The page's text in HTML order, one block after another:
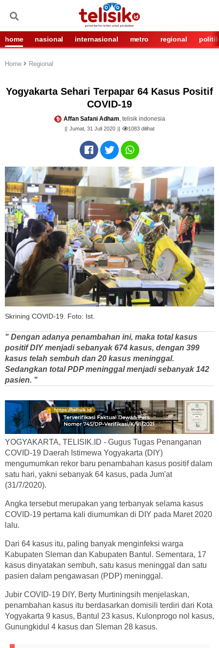
home nasional internasional metro regional politik
Home Regional
Yogyakarta Sehari Terpapar 64 Kasus Positif
COVID-19
Affan Safani Adham, telisik indonesia
Jumat, 31 Juli 2020 1083 dilihat
Skrining COVID-19. Foto: Ist.
" Dengan adanya penambahan ini, maka total kasus
positif DIY menjadi sebanyak 674 kasus, dengan 399
kasus telah sembuh dan 20 kasus meninggal.
Sedangkan total PDP meninggal menjadi sebanyak 142
pasien. "
YOGYAKARTA, TELISIK.ID - Gugus Tugas Penanganan
COVID-19 Daerah Istimewa Yogyakarta (DIY)
mengumumkan rekor baru penambahan kasus positif dalam
satu hari, yakni sebanyak 64 kasus, pada Jum'at
(31/7/2020).
Angka tersebut merupakan yang terbanyak selama kasus
COVID-19 pertama kali diumumkan di DIY pada Maret 2020
lalu.
Dari 64 kasus itu, paling banyak menginfeksi warga
Kabupaten Sleman dan Kabupaten Bantul. Sementara, 17
kasus dinyatakan sembuh, satu kasus meninggal dan satu
pasien dalam pengawasan (PDP) meninggal.
Jubir COVID-19 DIY, Berty Murtiningsih menjelaskan,
penambahan kasus itu berdasarkan domisili terdiri dari Kota
Yogyakarta 9 kasus, Bantul 23 kasus, Kulonprogo nol kasus,
Gunungkidul 4 kasus dan Sleman 28 kasus.